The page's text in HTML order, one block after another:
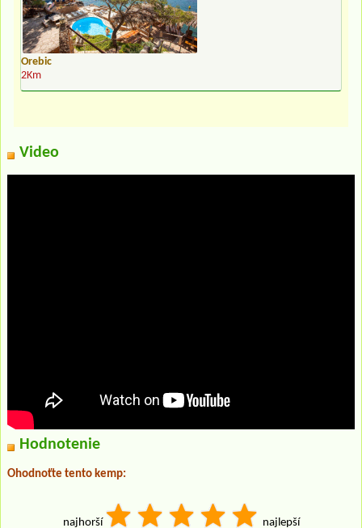
Orebic
2Km
Video
Hodnotenie
Ohodnoťte tento kemp:
najhorší najlepší